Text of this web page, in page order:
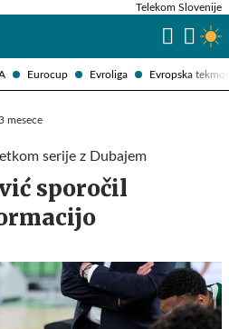
Eurocup Evroliga Evropska
Telekom Slovenije
mesece
serije z Dubajem
sporočil